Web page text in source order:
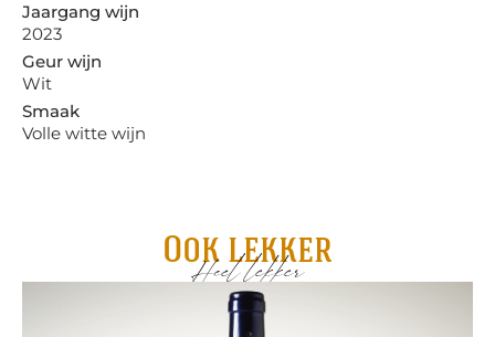
Jaargang wijn
2023
Geur wijn
Wit
Smaak
Volle witte wijn
Ook lekker
Heel lekker